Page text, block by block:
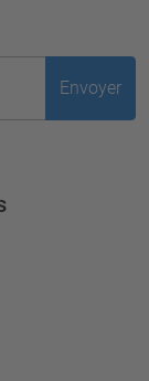
Envoyer